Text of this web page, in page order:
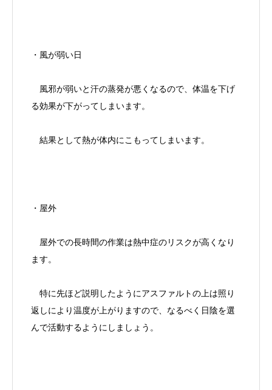
・風が弱い日
風邪が弱いと汗の蒸発が悪くなるので、体温を下げ
る効果が下がってしまいます。
結果として熱が体内にこもってしまいます。
・屋外
屋外での長時間の作業は熱中症のリスクが高くなり
ます。
特に先ほど説明したようにアスファルトの上は照り
返しにより温度が上がりますので、なるべく日陰を選
んで活動するようにしましょう。